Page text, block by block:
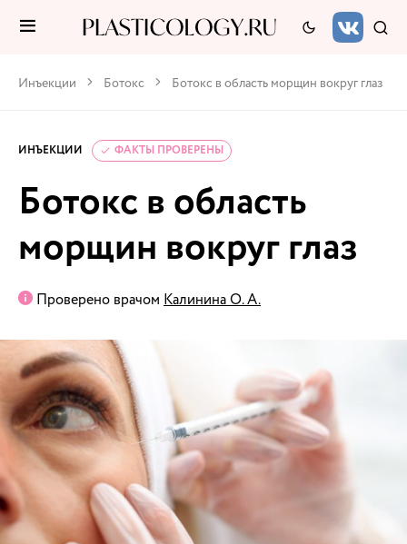
Инъекции Ботокс Ботокс в область морщин вокруг глаз
ИНЪЕКЦИИ ФАКТЫ ПРОВЕРЕНЫ
Ботокс в область
морщин вокруг глаз
Проверено врачом Калинина О. А.